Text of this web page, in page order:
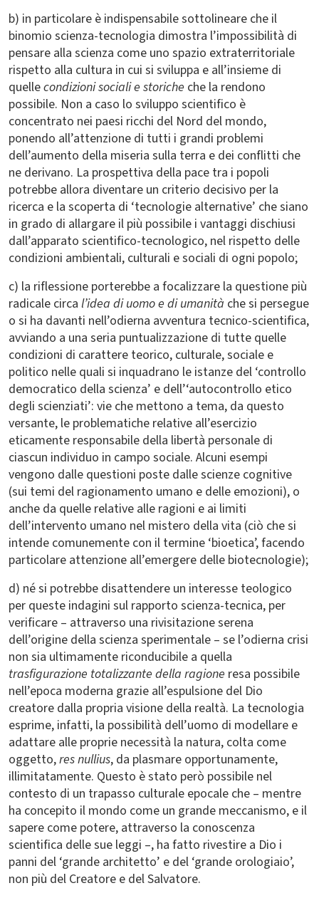
b) in particolare è indispensabile sottolineare che il
binomio scienza-tecnologia dimostra l’impossibilità di
pensare alla scienza come uno spazio extraterritoriale
rispetto alla cultura in cui si sviluppa e all’insieme di
quellecondizioni sociali e storiche che la rendono
possibile. Non a caso lo sviluppo scientifico è
concentrato nei paesi ricchi del Nord del mondo,
ponendo all’attenzione di tutti i grandi problemi
dell’aumento della miseria sulla terra e dei conflitti che
ne derivano. La prospettiva della pace tra i popoli
potrebbe allora diventare un criterio decisivo per la
ricerca e la scoperta di ‘tecnologie alternative’ che siano
in grado di allargare il più possibile i vantaggi dischiusi
dall’apparato scientifico-tecnologico, nel rispetto delle
condizioni ambientali, culturali e sociali di ogni popolo;
c) la riflessione porterebbe a focalizzare la questione più
radicale circa l’idea di uomo e di umanità che si persegue
o si ha davanti nell’odierna avventura tecnico-scientifica,
avviando a una seria puntualizzazione di tutte quelle
condizioni di carattere teorico, culturale, sociale e
politico nelle quali si inquadrano le istanze del ‘controllo
democratico della scienza’ e dell’‘autocontrollo etico
degli scienziati’: vie che mettono a tema, da questo
versante, le problematiche relative all’esercizio
eticamente responsabile della libertà personale di
ciascun individuo in campo sociale. Alcuni esempi
vengono dalle questioni poste dalle scienze cognitive
(sui temi del ragionamento umano e delle emozioni), o
anche da quelle relative alle ragioni e ai limiti
dell’intervento umano nel mistero della vita (ciò che si
intende comunemente con il termine ‘bioetica’, facendo
particolare attenzione all’emergere delle biotecnologie);
d) né si potrebbe disattendere un interesse teologico
per queste indagini sul rapporto scienza-tecnica, per
verificare – attraverso una rivisitazione serena
dell’origine della scienza sperimentale – se l’odierna crisi
non sia ultimamente riconducibile a quella
trasfigurazione totalizzante della ragione resa possibile
nell’epoca moderna grazie all’espulsione del Dio
creatore dalla propria visione della realtà. La tecnologia
esprime, infatti, la possibilità dell’uomo di modellare e
adattare alle proprie necessità la natura, colta come
oggetto,res nullius, da plasmare opportunamente,
illimitatamente. Questo è stato però possibile nel
contesto di un trapasso culturale epocale che – mentre
ha concepito il mondo come un grande meccanismo, e il
sapere come potere, attraverso la conoscenza
scientifica delle sue leggi –, ha fatto rivestire a Dio i
panni del ‘grande architetto’ e del ‘grande orologiaio’,
non più del Creatore e del Salvatore.